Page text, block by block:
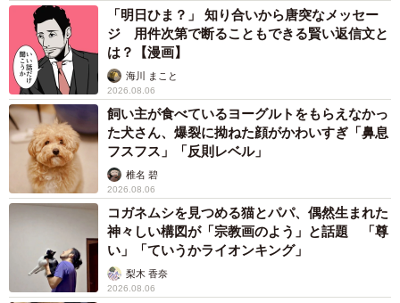
「明日ひま？」 知り合いから唐突なメッセー
ジ 用件次第で断ることもできる賢い返信文と
は？【漫画】
海川 まこと
2026.08.06
飼い主が食べているヨーグルトをもらえなかっ
た犬さん、爆裂に拗ねた顔がかわいすぎ「鼻息
フスフス」「反則レベル」
椎名 碧
2026.08.06
コガネムシを見つめる猫とパパ、偶然生まれた
神々しい構図が「宗教画のよう」と話題 「尊
い」「ていうかライオンキング」
梨木 香奈
2026.08.06